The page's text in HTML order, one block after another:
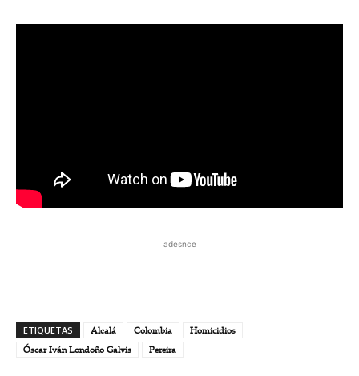
adesnce
ETIQUETAS Alcalá Colombia
Homicidios
Óscar Iván Londoño Galvis
Pereira